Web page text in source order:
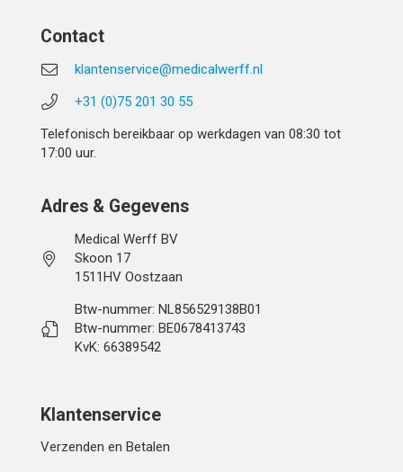
Contact
klantenservice@medicalwerff.nl
+31 (0)75 201 30 55
Telefonisch bereikbaar op werkdagen van 08:30 tot
17:00 uur.
Adres & Gegevens
Medical Werff BV
Skoon 17
1511HV Oostzaan
Btw-nummer: NL856529138B01
Btw-nummer: BE0678413743
KvK: 66389542
Klantenservice
Verzenden en Betalen